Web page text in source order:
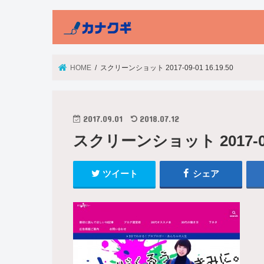
HOME スクリーンショット 2017-09-01 16.19.50
2017.09.01 2018.07.12
スクリーンショット 2017-
ツイート シェア